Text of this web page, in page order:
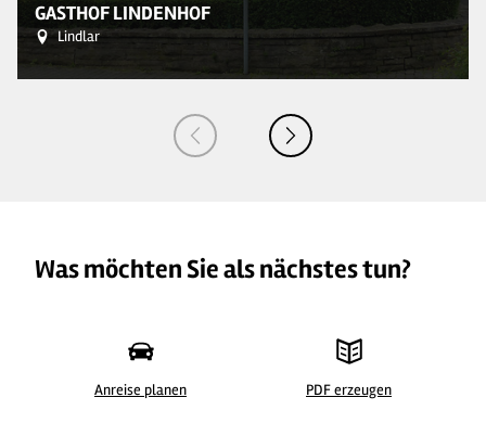
GASTHOF LINDENHOF
Lindlar
Was möchten Sie als nächstes tun?
Anreise planen PDF erzeugen